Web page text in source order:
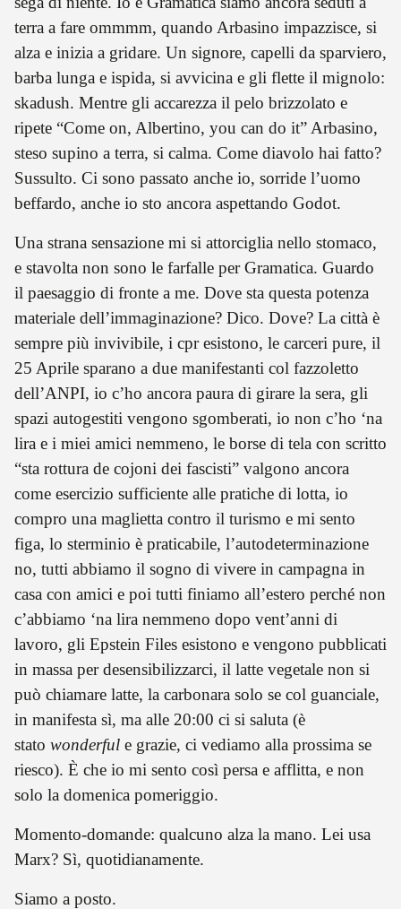
terra a fare ommmm, quando Arbasino impazzisce, si
alza e inizia a gridare. Un signore, capelli da sparviero,
barba lunga e ispida, si avvicina e gli flette il mignolo:
skadush. Mentre gli accarezza il pelo brizzolato e
ripete “Come on, Albertino, you can do it” Arbasino,
steso supino a terra, si calma. Come diavolo hai fatto?
Sussulto. Ci sono passato anche io, sorride l’uomo
beffardo, anche io sto ancora aspettando Godot.
Una strana sensazione mi si attorciglia nello stomaco,
e stavolta non sono le farfalle per Gramatica. Guardo
il paesaggio di fronte a me. Dove sta questa potenza
materiale dell’immaginazione? Dico. Dove? La città è
sempre più invivibile, i cpr esistono, le carceri pure, il
25 Aprile sparano a due manifestanti col fazzoletto
dell’ANPI, io c’ho ancora paura di girare la sera, gli
spazi autogestiti vengono sgomberati, io non c’ho ‘na
lira e i miei amici nemmeno, le borse di tela con scritto
“sta rottura de cojoni dei fascisti” valgono ancora
come esercizio sufficiente alle pratiche di lotta, io
compro una maglietta contro il turismo e mi sento
figa, lo sterminio è praticabile, l’autodeterminazione
no, tutti abbiamo il sogno di vivere in campagna in
casa con amici e poi tutti finiamo all’estero perché non
c’abbiamo ‘na lira nemmeno dopo vent’anni di
lavoro, gli Epstein Files esistono e vengono pubblicati
in massa per desensibilizzarci, il latte vegetale non si
può chiamare latte, la carbonara solo se col guanciale,
in manifesta sì, ma alle 20:00 ci si saluta (è
stato wonderful e grazie, ci vediamo alla prossima se
riesco). È che io mi sento così persa e afflitta, e non
solo la domenica pomeriggio.
Momento-domande: qualcuno alza la mano. Lei usa
Marx? Sì, quotidianamente.
Siamo a posto.